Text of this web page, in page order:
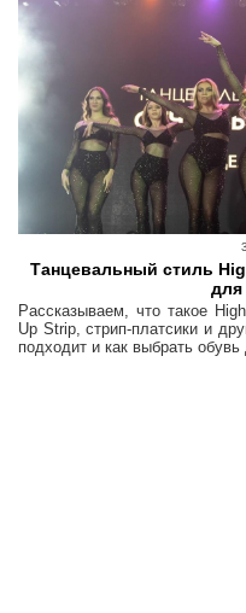
Танцевальный стиль
для
Рассказываем, что такое
Up Strip, стрип-платсики и
подходит и как выбрать обувь